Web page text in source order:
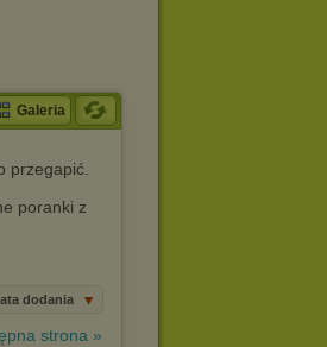
Galeria
przegapić.
poranki z
dodania
strona »